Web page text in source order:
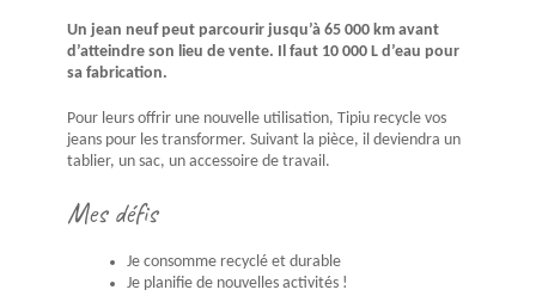
Un jean neuf peut parcourir jusqu’à 65 000 km avant
d’atteindre son lieu de vente. Il faut 10 000 L d’eau pour
sa fabrication.
Pour leurs offrir une nouvelle utilisation, Tipiu recycle vos
jeans pour les transformer. Suivant la pièce, il deviendra un
tablier, un sac, un accessoire de travail.
Mes défis
Je consomme recyclé et durable
Je planifie de nouvelles activités !